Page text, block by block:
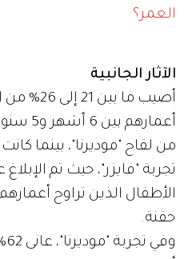
العمر؟
الآثار الجانبية
أصيب ما
من لقاح "موديرنا"، بينما
حقنة.